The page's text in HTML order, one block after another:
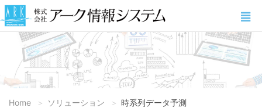
Home ソリューション 時系列データ予測